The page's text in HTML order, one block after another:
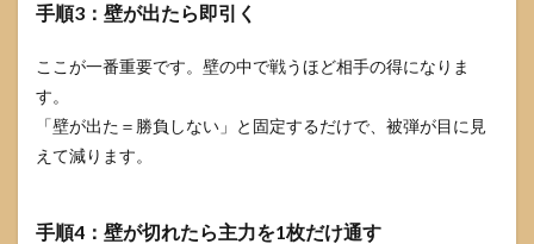
手順3：壁が出たら即引く
ここが一番重要です。壁の中で戦うほど相手の得になりま
す。
「壁が出た＝勝負しない」と固定するだけで、被弾が目に見
えて減ります。
手順4：壁が切れたら主力を1枚だけ通す